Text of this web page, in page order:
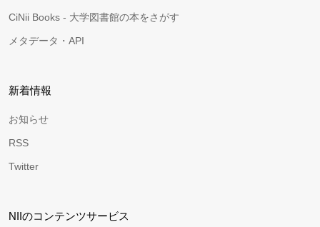
CiNii Books - 大学図書館の本をさがす
メタデータ・API
新着情報
お知らせ
RSS
Twitter
NIIのコンテンツサービス